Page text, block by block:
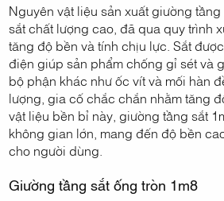
Nguyên vật liệu sản xuất giường
sắt chất lượng cao, đã qua quy trình
tăng độ bền và tính chịu lực. Sắt
điện giúp sản phẩm chống gỉ sét và
bộ phận khác như ốc vít và mối hàn
lượng, gia cố chắc chắn nhằm tăng
vật liệu bền bỉ này, giường tầng sắt
không gian lớn, mang đến độ bền
cho người dùng.
Giường tầng sắt ống tròn 1m8